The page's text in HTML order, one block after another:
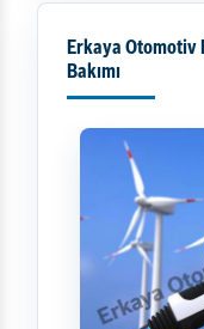
Erkaya Otomotiv
Bakımı